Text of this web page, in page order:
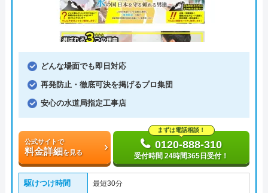
どんな場面でも即日対応
再発防止・徹底可決を掲げるプロ集団
安心の水道局指定工事店
公式サイトで
料金詳細を見る
まずは電話相談！
0120-888-310
受付時間 24時間365日受付！
駆けつけ時間 最短30分